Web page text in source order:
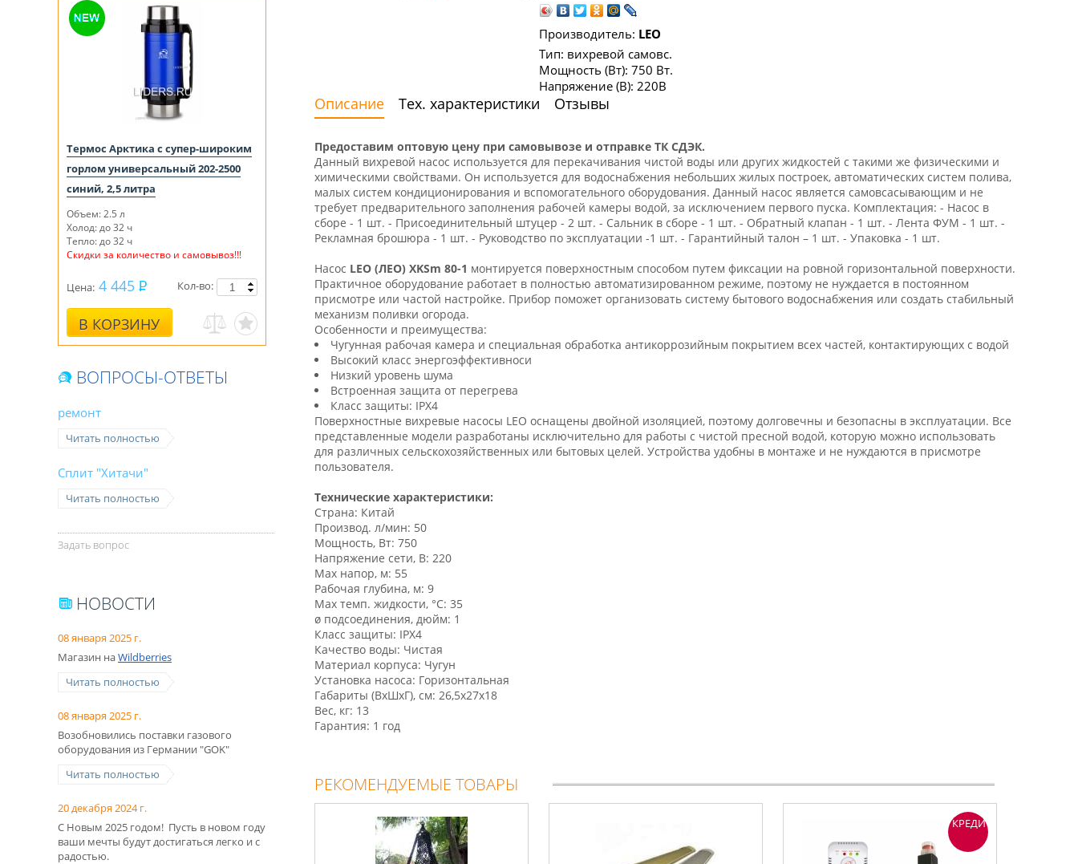
Термос Арктика с супер-широким
горлом универсальный 202-2500
синий, 2,5 литра
Объем: 2.5 л
Холод: до 32 ч
Тепло: до 32 ч
Скидки за количество и самовывоз!!!
Цена: 4 445
В КОРЗИНУ
Кол-во:
ВОПРОСЫ-ОТВЕТЫ
ремонт
Читать полностью
Сплит "Хитачи"
Читать полностью
Задать вопрос
НОВОСТИ
08 января 2025 г.
Магазин наWildberries
Читать полностью
08 января 2025 г.
Возобновились поставки газового
оборудования из Германии "GOK"
Читать полностью
20 декабря 2024 г.
С Новым 2025 годом! Пусть в новом году
ваши мечты будут достигаться легко и с
радостью.
Производитель: LEO
Тип: вихревой самовс.
Мощность (Вт): 750 Вт.
Напряжение (В): 220В
Описание Тех. характеристики Отзывы
Предоставим оптовую цену при самовывозе и отправке ТК СДЭК.
Данный вихревой насос используется для перекачивания чистой воды или других жидкостей с такими же физическими и
химическими свойствами. Он используется для водоснабжения небольших жилых построек, автоматических систем полива,
малых систем кондиционирования и вспомогательного оборудования. Данный насос является самовсасывающим и не
требует предварительного заполнения рабочей камеры водой, за исключением первого пуска. Комплектация: - Насос в
сборе - 1 шт. - Присоединительный штуцер - 2 шт. - Сальник в сборе - 1 шт. - Обратный клапан - 1 шт. - Лента ФУМ - 1 шт. -
Рекламная брошюра - 1 шт. - Руководство по эксплуатации -1 шт. - Гарантийный талон – 1 шт. - Упаковка - 1 шт.
Насос LEO (ЛЕО) XKSm 80-1 монтируется поверхностным способом путем фиксации на ровной горизонтальной поверхности.
Практичное оборудование работает в полностью автоматизированном режиме, поэтому не нуждается в постоянном
присмотре или частой настройке. Прибор поможет организовать систему бытового водоснабжения или создать стабильный
механизм поливки огорода.
Особенности и преимущества:
Чугунная рабочая камера и специальная обработка антикоррозийным покрытием всех частей, контактирующих с водой
Высокий класс энергоэффективноси
Низкий уровень шума
Встроенная защита от перегрева
Класс защиты: IPX4
Поверхностные вихревые насосы LEO оснащены двойной изоляцией, поэтому долговечны и безопасны в эксплуатации. Все
представленные модели разработаны исключительно для работы с чистой пресной водой, которую можно использовать
для различных сельскохозяйственных или бытовых целей. Устройства удобны в монтаже и не нуждаются в присмотре
пользователя.
Технические характеристики:
Страна: Китай
Производ. л/мин: 50
Мощность, Вт: 750
Напряжение сети, В: 220
Max напор, м: 55
Рабочая глубина, м: 9
Max темп. жидкости, °С: 35
ø подсоединения, дюйм: 1
Класс защиты: IPX4
Качество воды: Чистая
Материал корпуса: Чугун
Установка насоса: Горизонтальная
Габариты (ВхШхГ), см: 26,5х27х18
Вес, кг: 13
Гарантия: 1 год
РЕКОМЕНДУЕМЫЕ ТОВАРЫ
КРЕДИТ